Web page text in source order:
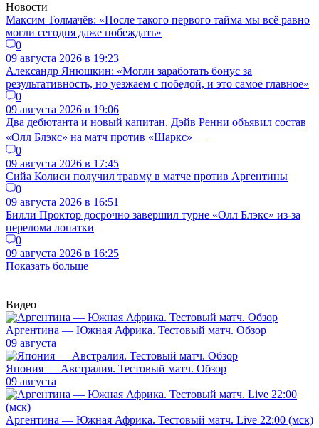
Новости
Максим Толмачёв: «После такого первого тайма мы всё равно
могли сегодня даже побеждать»
0
09 августа 2026 в 19:23
Александр Янюшкин: «Могли заработать бонус за
результативность, но уезжаем с победой, и это самое главное»
0
09 августа 2026 в 19:06
Два дебютанта и новый капитан. Дэйв Ренни объявил состав
«Олл Блэкс» на матч против «Шаркс»
0
09 августа 2026 в 17:45
Сийа Колиси получил травму в матче против Аргентины
0
09 августа 2026 в 16:51
Билли Проктор досрочно завершил турне «Олл Блэкс» из-за
перелома лопатки
0
09 августа 2026 в 16:25
Показать больше
Видео
Аргентина — Южная Африка. Тестовый матч. Обзор
09 августа
Япония — Австралия. Тестовый матч. Обзор
09 августа
Аргентина — Южная Африка. Тестовый матч. Live 22:00 (мск)